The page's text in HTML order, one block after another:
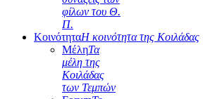
φίλων του Θ.
Π.
ΚοινότηταΗ κοινότητα της Κοιλάδας
ΜέληΤα
μέλη της
Κοιλάδας
των Τεμπών